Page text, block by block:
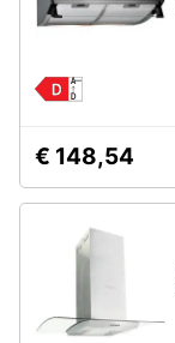
cucire
professionale
professionale
Vedi
tutti
Elettrodomestici
€ 148,54